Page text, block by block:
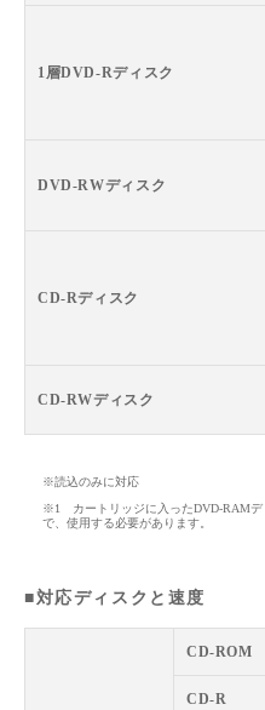
1層DVD-Rディスク
DVD-RWディスク
CD-Rディスク
CD-RWディスク
※読込のみに対応
※1 カートリッジに入ったDVD-RAMデ
で、使用する必要があります。
■対応ディスクと速度
CD-ROM
CD-R